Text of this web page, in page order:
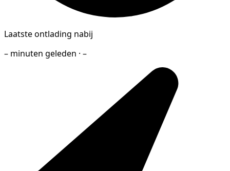
Laatste ontlading nabij
– minuten geleden · –